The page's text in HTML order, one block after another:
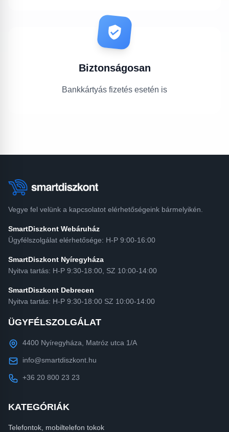
Biztonságosan
Bankkártyás fizetés esetén is
Vegye fel velünk a kapcsolatot elérhetőségeink bármelyikén.
SmartDiszkont Webáruház
Ügyfélszolgálat elérhetősége: H-P 9:00-16:00
SmartDiszkont Nyíregyháza
Nyitva tartás: H-P 9:30-18:00, SZ 10:00-14:00
SmartDiszkont Debrecen
Nyitva tartás: H-P 9:30-18:00 SZ 10:00-14:00
ÜGYFÉLSZOLGÁLAT
4400 Nyíregyháza, Matróz utca 1/A
info@smartdiszkont.hu
+36 20 800 23 23
KATEGÓRIÁK
Telefontok, mobiltelefon tokok